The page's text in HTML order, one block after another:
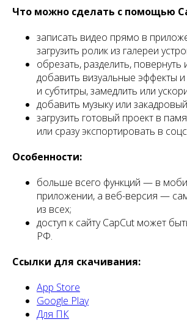
Что можно сделать с помощью
записать видео прямо в
загрузить ролик из галереи
обрезать, разделить,
добавить визуальные эффекты и
и субтитры, замедлить или
добавить музыку или
загрузить готовый проект в
или сразу экспортировать в
Особенности:
больше всего функций — в
приложении, а веб-версия —
из всех;
доступ к сайту CapCut может
РФ.
Ссылки для скачивания:
App Store
Google Play
Для ПК